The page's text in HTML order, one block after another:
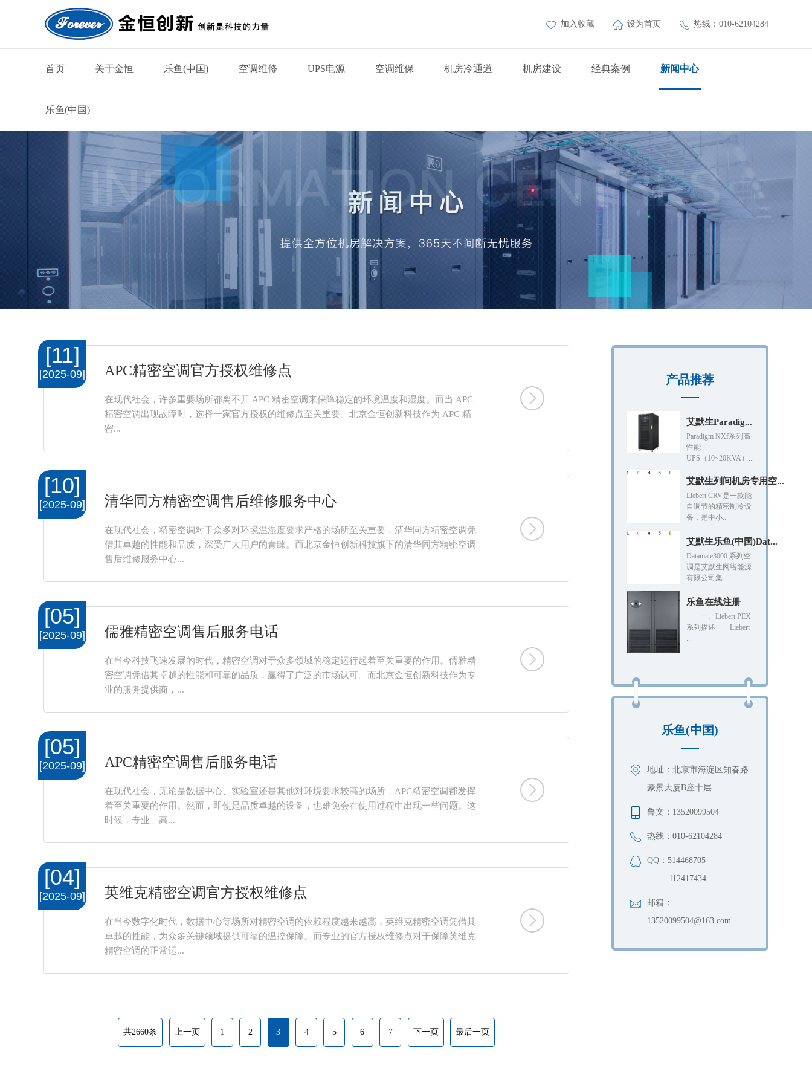
加入收藏 设为首页 热线：010-62104284
首页 关于金恒 乐鱼(中国) 空调维修 UPS电源 空调维保 机房冷通道 机房建设 经典案例 新闻中心
乐鱼(中国)
APC精密空调官方授权维修点
在现代社会，许多重要场所都离不开 APC 精密空调来保障稳定的环境温度和湿度。而当 APC
精密空调出现故障时，选择一家官方授权的维修点至关重要。北京金恒创新科技作为 APC 精
密...
[11]
[2025-09]
清华同方精密空调售后维修服务中心
在现代社会，精密空调对于众多对环境温湿度要求严格的场所至关重要，清华同方精密空调凭
借其卓越的性能和品质，深受广大用户的青睐。而北京金恒创新科技旗下的清华同方精密空调
售后维修服务中心...
[10]
[2025-09]
儒雅精密空调售后服务电话
在当今科技飞速发展的时代，精密空调对于众多领域的稳定运行起着至关重要的作用。儒雅精
密空调凭借其卓越的性能和可靠的品质，赢得了广泛的市场认可。而北京金恒创新科技作为专
业的服务提供商，...
[05]
[2025-09]
APC精密空调售后服务电话
在现代社会，无论是数据中心、实验室还是其他对环境要求较高的场所，APC精密空调都发挥
着至关重要的作用。然而，即使是品质卓越的设备，也难免会在使用过程中出现一些问题。这
时候，专业、高...
[05]
[2025-09]
英维克精密空调官方授权维修点
在当今数字化时代，数据中心等场所对精密空调的依赖程度越来越高，英维克精密空调凭借其
卓越的性能，为众多关键领域提供可靠的温控保障。而专业的官方授权维修点对于保障英维克
精密空调的正常运...
[04]
[2025-09]
共2660条 上一页 1 2 3 4 5 6 7 下一页 最后一页
产品推荐
艾默生Paradig...
Paradigm NXf系列高
性能
UPS（10~20KVA）...
艾默生列间机房专用空...
Liebert CRV是一款能
自调节的精密制冷设
备，是中小...
艾默生乐鱼(中国)Dat...
Datamate3000 系列空
调是艾默生网络能源
有限公司集...
乐鱼在线注册
一、Liebert PEX
系列描述 Liebert
...
乐鱼(中国)
地址：北京市海淀区知春路
豪景大厦B座十层
鲁文：13520099504
热线：010-62104284
QQ：514468705
112417434
邮箱：
13520099504@163.com